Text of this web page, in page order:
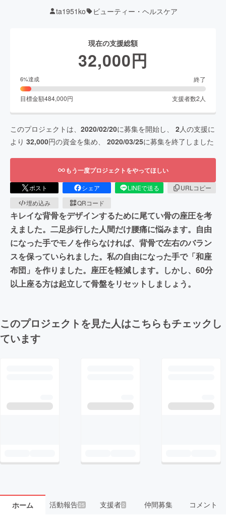
ta1951ko ビューティー・ヘルスケア
現在の支援総額
32,000円
6%達成 終了
目標金額484,000円 支援者数2 人
このプロジェクトは、 2020/02/20に募集を開始し、 2人の支援に
より 32,000円の資金を集め、 2020/03/25に募集を終了しました
もう一度プロジェクトをやってほしい
ポスト シェア LINEで送る
URLコピー
埋め込み
QRコード
キレイな背骨をデザインするために尾てい骨の座圧を考
えました。二足歩行した人間だけ腰痛に悩みます。自由
になった手でモノを作らなければ、背骨で左右のバラン
スを保っていられました。私の自由になった手で「和座
布団」を作りました。座圧を軽減します。しかし、60分
以上座る方は起立して骨盤をリセットしましょう。
このプロジェクトを見た人はこちらもチェックし
ています
ホーム 活動報告25 支援者2 仲間募集 コメント